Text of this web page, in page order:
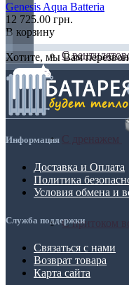
С
С притоком
Genesis Aqua Batteria
12 725.00 грн.
В корзину
Хотите, мы Вам
Информация
Доставка и Оплата
Политика
Условия обмена и
Служба поддержки
Связаться с нами
Возврат товара
Карта сайта